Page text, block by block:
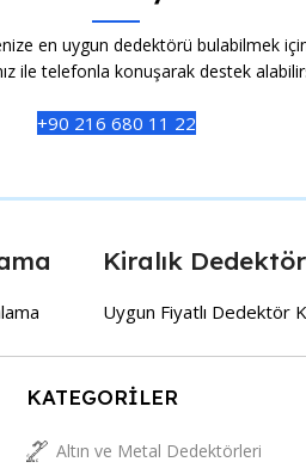
en uygun dedektörü bulabilmek
ile telefonla konuşarak destek
+90 216 680 11 22
Kiralık Dedektör
Uygun Fiyatlı Dedektör
KATEGORİLER
Altın ve Metal Dedektörleri